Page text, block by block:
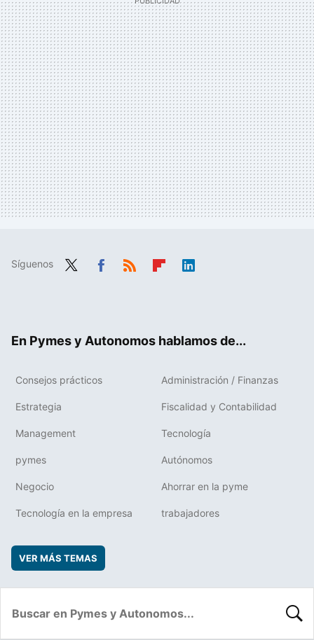
Síguenos
En Pymes y Autonomos hablamos de...
Consejos prácticos Administración / Finanzas
Estrategia Fiscalidad y Contabilidad
Management Tecnología
pymes Autónomos
Negocio Ahorrar en la pyme
Tecnología en la empresa trabajadores
VER MÁS TEMAS